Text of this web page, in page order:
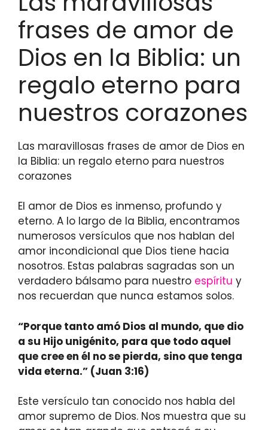
frases de amor de
Dios en la Biblia: un
regalo eterno para
nuestros corazones
Las maravillosas frases de amor de Dios en
la Biblia: un regalo eterno para nuestros
corazones
El amor de Dios es inmenso, profundo y
eterno. A lo largo de la Biblia, encontramos
numerosos versículos que nos hablan del
amor incondicional que Dios tiene hacia
nosotros. Estas palabras sagradas son un
verdadero bálsamo para nuestro espíritu y
nos recuerdan que nunca estamos solos.
“Porque tanto amó Dios al mundo, que dio
a su Hijo unigénito, para que todo aquel
que cree en él no se pierda, sino que tenga
vida eterna.” (Juan 3:16)
Este versículo tan conocido nos habla del
amor supremo de Dios. Nos muestra que su